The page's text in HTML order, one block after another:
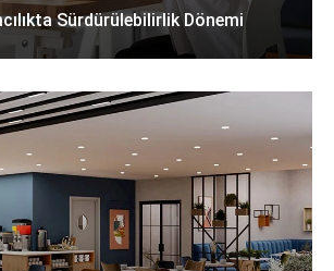
Sürdürülebilirlik Dönemi